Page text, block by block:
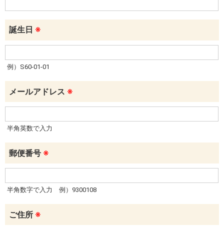
誕生日 ※
例）S60-01-01
メールアドレス ※
半角英数で入力
郵便番号 ※
半角数字で入力 例）9300108
ご住所 ※